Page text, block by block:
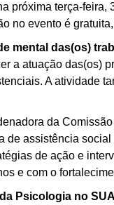
próxima terça-
no evento é
mental das(os)
a atuação das(os)
A atividade
da
de assistência
de ação e
e com o
Psicologia no